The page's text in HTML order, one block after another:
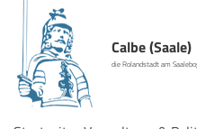
Calbe (Saale)
die Rolandstadt am